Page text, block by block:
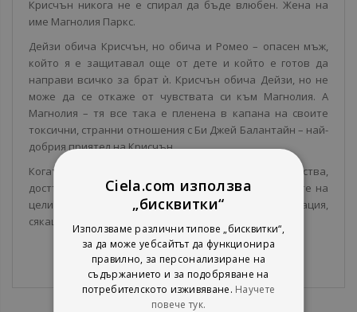
Крисчън никога не е спирал да бъде влюбен. Жена на
име Магнолия Паркс.
Дейзи обича Крисчън, но обича и Ромео – опасен мъж,
който я е защитавал още от дете и който е готов да
направи всичко за брат ѝ. Крисчън обича Дейзи, но не
може да се откаже от чувствата си към Магнолия. А
Магнолия – тя все така е пленена в капана на своите
токсични, странни отношения с Би Джей Балантайн – най-
добрия приятел на Крисчън.
Когато влюбени, ревниви хора с объркани чувства,
достъп до много пари, оръжие, наркотици и услугите на
цели криминални картели, попаднат в такава ситуация,
сякаш няма нещо, което да не може да се обърка.
Ciela.com използва
„бисквитки“
Използваме различни типове „бисквитки“,
за да може уебсайтът да функционира
правилно, за персонализиране на
съдържанието и за подобряване на
потребителското изживяване. Научете
повече тук.